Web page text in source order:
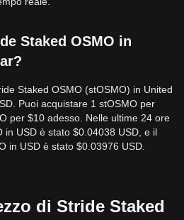
Staked OSMO in
Staked OSMO (stOSMO) in United
Puoi acquistare 1 stOSMO per
per $10 adesso. Nelle ultime 24 ore
in USD è stato $0.04038 USD, e il
in USD è stato $0.03976 USD.
di Stride Staked